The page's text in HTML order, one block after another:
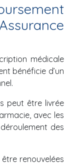
médicale
bénéficie d’un
peut être livrée
avec les
des
renouvelées